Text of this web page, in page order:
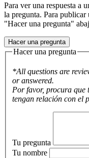
Para ver una respuesta a
la pregunta. Para
"Hacer una pregunta"
Hacer una pregunta
Hacer una pregunta
*All questions are
or answered.
Por favor, procura que
tengan relación con el
Tu pregunta
Tu nombre